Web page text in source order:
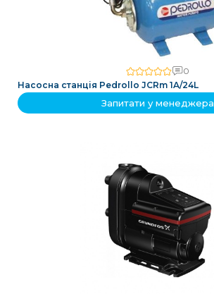
0
Насосна станція Pedrollo JCRm 1A/24L
Запитати у менеджера